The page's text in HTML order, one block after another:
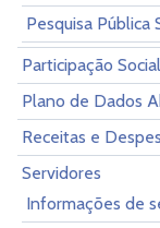
Pesquisa Pública
Participação Social
Plano de Dados
Receitas e
Servidores
Informações de